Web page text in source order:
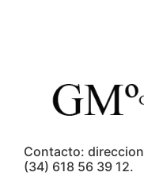
Contacto:
(34) 618 56 39 12.